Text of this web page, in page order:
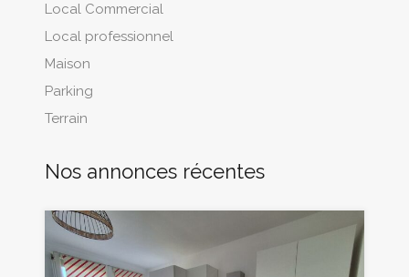
Local Commercial
Local professionnel
Maison
Parking
Terrain
Nos annonces récentes